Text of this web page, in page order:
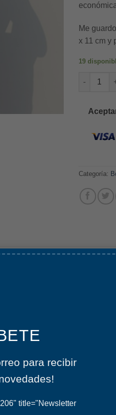
para recibir
title="Newsletter
Me
x 11 cm y
19
Más
Categoría:
fuelle de 9 cm.
interno de 11 x 11 cm, tengo
hasta 2600 bolsas
marina!
mujeres emprendedoras